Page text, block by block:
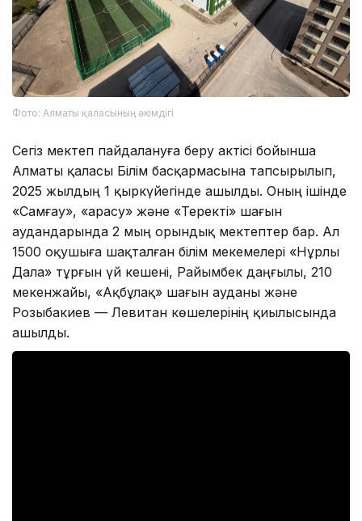
Фото: Алматы қаласының әкімдігі
Сегіз мектеп пайдалануға беру актісі бойынша
Алматы қаласы Білім басқармасына тапсырылып,
2025 жылдың 1 қыркүйегінде ашылды. Оның ішінде
«Самғау», «Қарасу» және «Теректі» шағын
аудандарында 2 мың орындық мектептер бар. Ал
1500 оқушыға шақталған білім мекемелері «Нұрлы
Дала» тұрғын үй кешені, Райымбек даңғылы, 210
мекенжайы, «Ақбұлақ» шағын ауданы және
Розыбакиев — Левитан көшелерінің қиылысында
ашылды.